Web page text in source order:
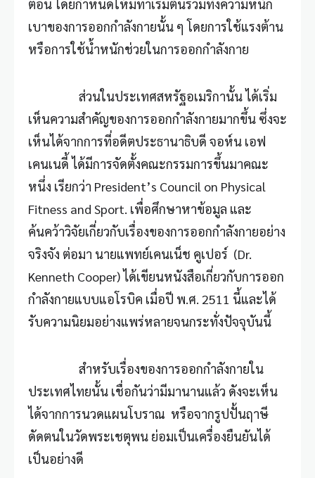
ตอน โดยกำหนดให้มีท่าเริ่มต้นรวมทั้งความหนัก
เบาของการออกกำลังกายนั้น ๆ โดยการใช้แรงต้าน
หรือการใช้น้ำหนักช่วยในการออกกำลังกาย
ส่วนในประเทศสหรัฐอเมริกานั้น ได้เริ่ม
เห็นความสำคัญของการออกกำลังกายมากขึ้น ซึ่งจะ
เห็นได้จากการที่อดีตประธานาธิบดี จอห์น เอฟ
เคนเนดี้ ได้มีการจัดตั้งคณะกรรมการขึ้นมาคณะ
หนึ่ง เรียกว่า President’s Council on Physical
Fitness and Sport. เพื่อศึกษาหาข้อมูล และ
ค้นคว้าวิจัยเกี่ยวกับเรื่องของการออกกำลังกายอย่าง
จริงจัง ต่อมา นายแพทย์เคนเน็ช คูเปอร์ (Dr.
Kenneth Cooper) ได้เขียนหนังสือเกี่ยวกับการออก
กำลังกายแบบแอโรบิค เมื่อปี พ.ศ. 2511 นี้และได้
รับความนิยมอย่างแพร่หลายจนกระทั่งปัจจุบันนี้
สำหรับเรื่องของการออกกำลังกายใน
ประเทศไทยนั้น เชื่อกันว่ามีมานานแล้ว ดังจะเห็น
ได้จากการนวดแผนโบราณ หรือจากรูปปั้นฤาษี
ดัดตนในวัดพระเชตุพน ย่อมเป็นเครื่องยืนยันได้
เป็นอย่างดี